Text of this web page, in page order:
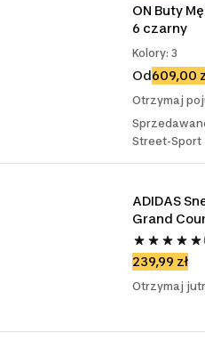
ON Buty
6 czarny
Kolory: 3
Od609,00
Otrzymaj
Street-Sport
ADIDAS
Grand
239,99 zł
Otrzymaj